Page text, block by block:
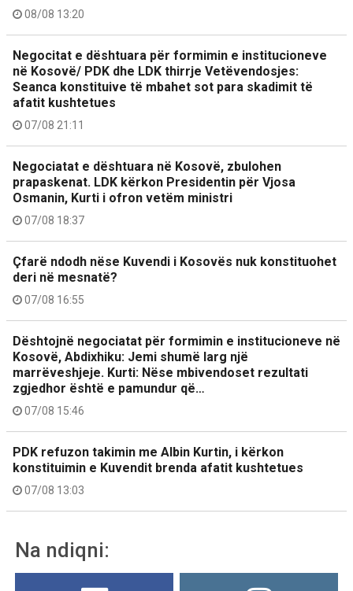
08/08 13:20
Negocitat e dështuara për formimin e institucioneve
në Kosovë/ PDK dhe LDK thirrje Vetëvendosjes:
Seanca konstituive të mbahet sot para skadimit të
afatit kushtetues
07/08 21:11
Negociatat e dështuara në Kosovë, zbulohen
prapaskenat. LDK kërkon Presidentin për Vjosa
Osmanin, Kurti i ofron vetëm ministri
07/08 18:37
Çfarë ndodh nëse Kuvendi i Kosovës nuk konstituohet
deri në mesnatë?
07/08 16:55
Dështojnë negociatat për formimin e institucioneve në
Kosovë, Abdixhiku: Jemi shumë larg një
marrëveshjeje. Kurti: Nëse mbivendoset rezultati
zgjedhor është e pamundur që…
07/08 15:46
PDK refuzon takimin me Albin Kurtin, i kërkon
konstituimin e Kuvendit brenda afatit kushtetues
07/08 13:03
Na ndiqni: